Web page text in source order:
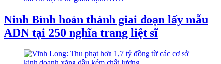
Ninh Bình hoàn thành giai đoạn lấy mẫu
ADN tại 250 nghĩa trang liệt sĩ